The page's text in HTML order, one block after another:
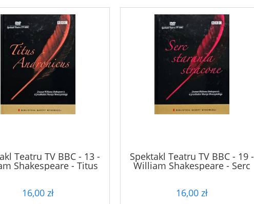
Teatru TV BBC - 13 -
Shakespeare - Titus
Andronicus - DVD
16,00 zł
Spektakl Teatru TV BBC - 19 -
William Shakespeare - Serc
starania stracone - DVD
16,00 zł